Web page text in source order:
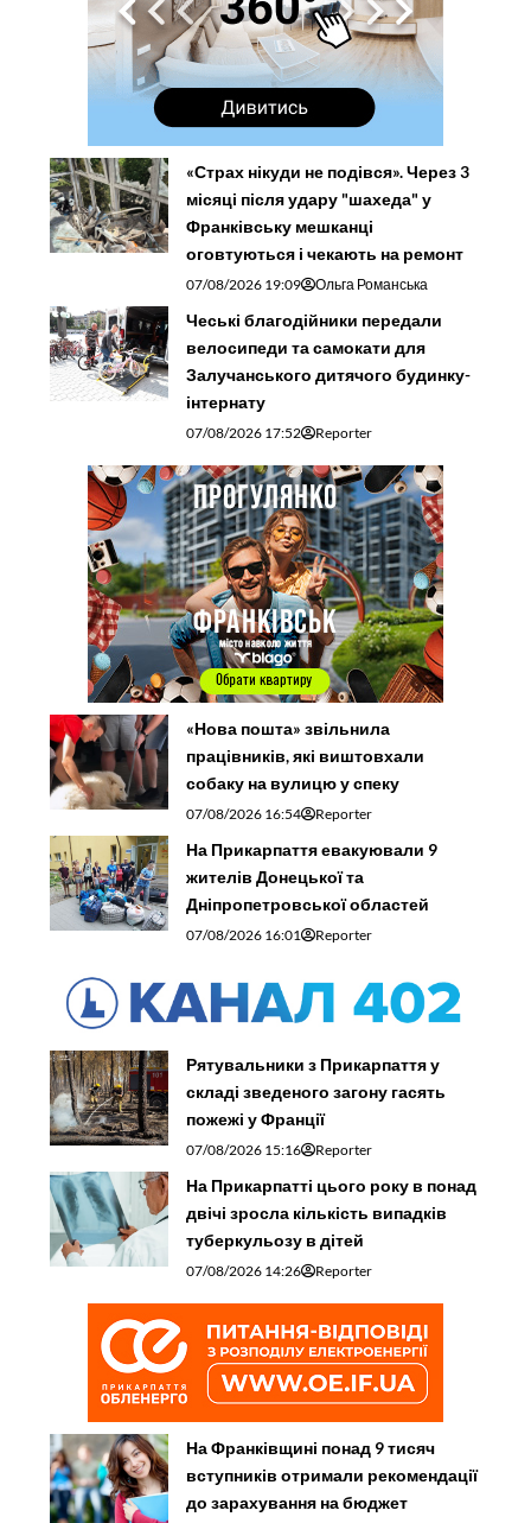
«Страх нікуди не подівся». Через 3
місяці після удару "шахеда" у
Франківську мешканці
оговтуються і чекають на ремонт
07/08/2026 19:09 Ольга Романська
Чеські благодійники передали
велосипеди та самокати для
Залучанського дитячого будинку-
інтернату
07/08/2026 17:52 Reporter
«Нова пошта» звільнила
працівників, які виштовхали
собаку на вулицю у спеку
07/08/2026 16:54 Reporter
На Прикарпаття евакуювали 9
жителів Донецької та
Дніпропетровської областей
07/08/2026 16:01 Reporter
Рятувальники з Прикарпаття у
складі зведеного загону гасять
пожежі у Франції
07/08/2026 15:16 Reporter
На Прикарпатті цього року в понад
двічі зросла кількість випадків
туберкульозу в дітей
07/08/2026 14:26 Reporter
На Франківщині понад 9 тисяч
вступників отримали рекомендації
до зарахування на бюджет